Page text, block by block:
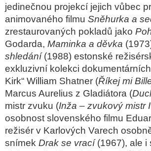
jedinečnou projekcí jejich vůbec
animovaného filmu Sněhurka a
zrestaurovaných pokladů jako
Godarda, Maminka a děvka
shledání(1988) estonské
exkluzivní kolekci
Kirk“ William Shatner (Říkej mi
Marcus Aurelius z Gladiátora (
mistr zvuku (Inža – zvukový mistr
osobnost slovenského filmu
režisér v Karlových Varech
snímek Drak se vrací(1967), ale i